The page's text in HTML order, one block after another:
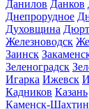
Данилов Данков
Днепрорудное
Духовщина
Железноводск
Заинск
Зеленоградск
Игарка Ижевск
Кадников Казань
Каменск-